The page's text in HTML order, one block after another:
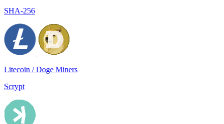
SHA-256
Litecoin / Doge Miners
Scrypt